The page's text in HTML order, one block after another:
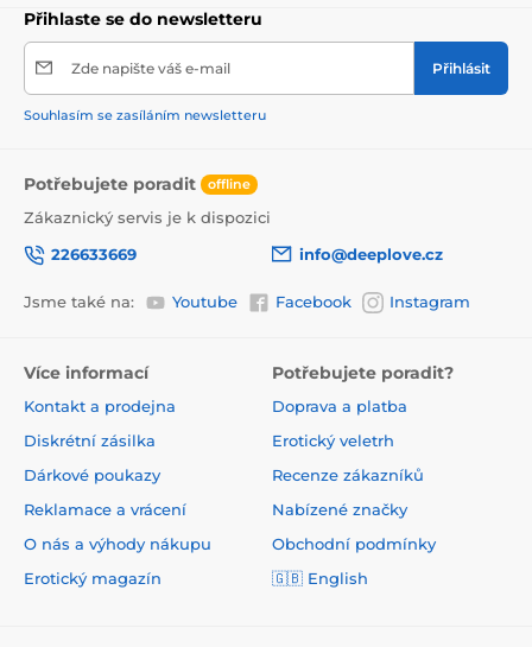
Přihlaste se do newsletteru
Zde napište váš e-mail Přihlásit
Souhlasím se zasíláním newsletteru
Potřebujete poradit offline
Zákaznický servis je k dispozici
226633669
info@deeplove.cz
Jsme také na: Youtube Facebook Instagram
Více informací
Kontakt a prodejna
Diskrétní zásilka
Dárkové poukazy
Reklamace a vrácení
O nás a výhody nákupu
Erotický magazín
Potřebujete poradit?
Doprava a platba
Erotický veletrh
Recenze zákazníků
Nabízené značky
Obchodní podmínky
🇬🇧 English